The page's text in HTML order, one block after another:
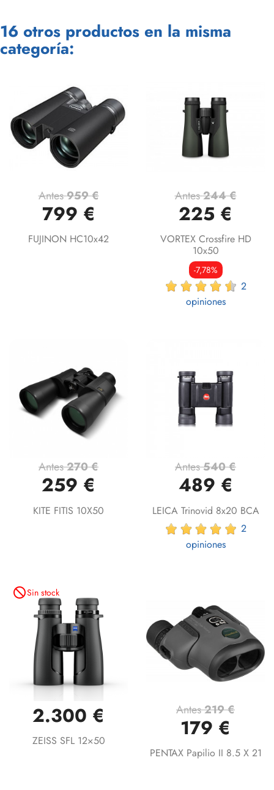
16 otros productos en la misma
categoría:
Antes959 €
799 €
FUJINON HC10x42
Antes244 €
225 €
VORTEX Crossfire HD
10x50
-7,78%
2
opiniones
Antes270 €
259 €
KITE FITIS 10X50
Antes540 €
489 €
LEICA Trinovid 8x20 BCA
2
opiniones
not_interestedSin stock
2.300 €
ZEISS SFL 12×50
Antes219 €
179 €
PENTAX Papilio II 8.5 X 21